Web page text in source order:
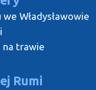
Władysławowie
na trawie
Rumi